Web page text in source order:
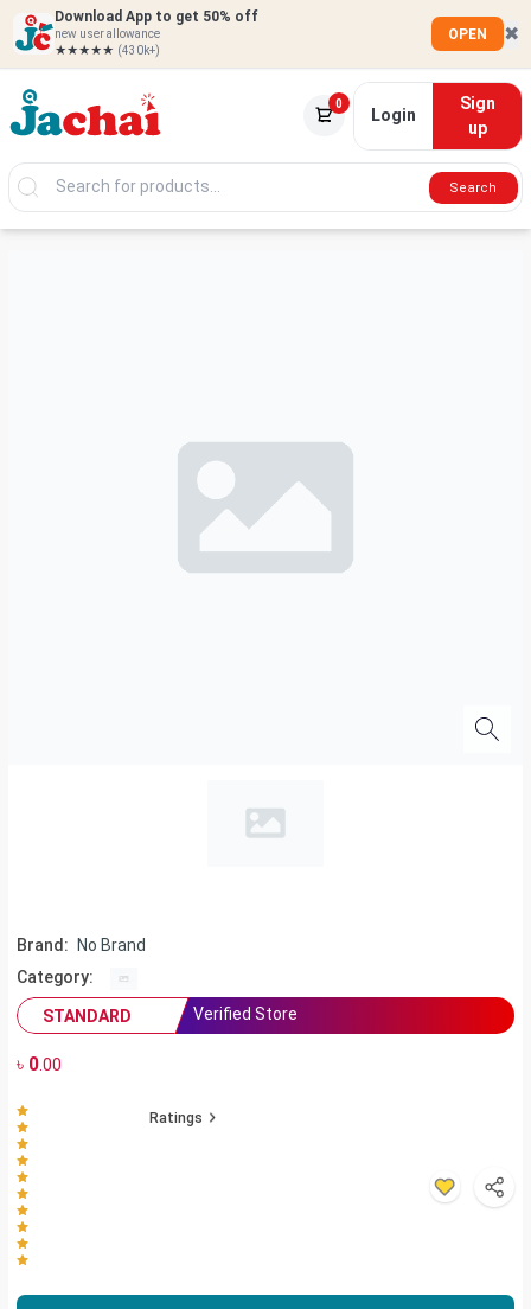
Download App to get 50% off
new user allowance
★★★★★ (430k+)
OPEN ✖
0
Login
Sign
up
Search
Brand:
No Brand
Category:
STANDARD
Verified Store
৳ 0.00
Ratings